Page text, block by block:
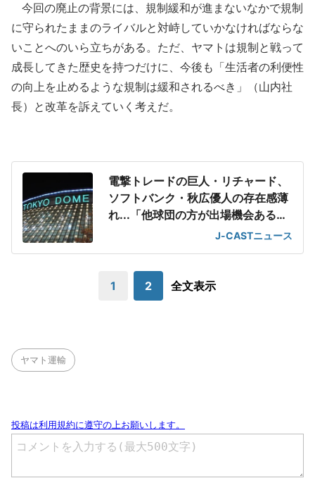
今回の廃止の背景には、規制緩和が進まないなかで規制
に守られたままのライバルと対峙していかなければならな
いことへのいら立ちがある。ただ、ヤマトは規制と戦って
成長してきた歴史を持つだけに、今後も「生活者の利便性
の向上を止めるような規制は緩和されるべき」（山内社
長）と改革を訴えていく考えだ。
電撃トレードの巨人・リチャード、
ソフトバンク・秋広優人の存在感薄
れ...「他球団の方が出場機会ある」
J-CASTニュース
1 2 全文表示
ヤマト運輸